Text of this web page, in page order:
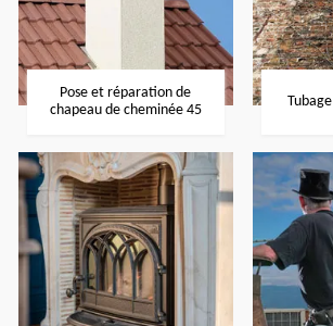
Pose et réparation de
chapeau de cheminée 45